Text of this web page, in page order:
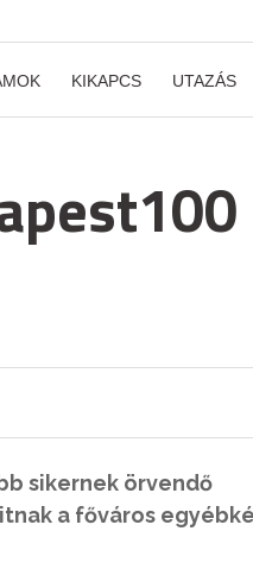
KIKAPCS UTAZÁS
sikernek örvendő
a főváros